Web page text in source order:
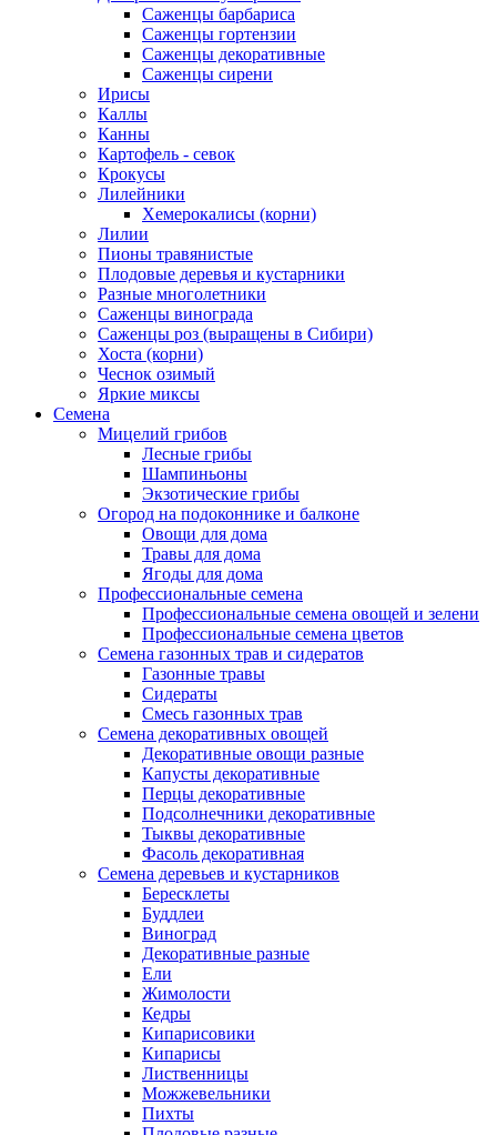
Саженцы барбариса
Саженцы гортензии
Саженцы декоративные
Саженцы сирени
Ирисы
Каллы
Канны
Картофель - севок
Крокусы
Лилейники
Хемерокалисы (корни)
Лилии
Пионы травянистые
Плодовые деревья и кустарники
Разные многолетники
Саженцы винограда
Саженцы роз (выращены в Сибири)
Хоста (корни)
Чеснок озимый
Яркие миксы
Семена
Мицелий грибов
Лесные грибы
Шампиньоны
Экзотические грибы
Огород на подоконнике и балконе
Овощи для дома
Травы для дома
Ягоды для дома
Профессиональные семена
Профессиональные семена овощей и зелени
Профессиональные семена цветов
Семена газонных трав и сидератов
Газонные травы
Сидераты
Смесь газонных трав
Семена декоративных овощей
Декоративные овощи разные
Капусты декоративные
Перцы декоративные
Подсолнечники декоративные
Тыквы декоративные
Фасоль декоративная
Семена деревьев и кустарников
Бересклеты
Буддлеи
Виноград
Декоративные разные
Ели
Жимолости
Кедры
Кипарисовики
Кипарисы
Лиственницы
Можжевельники
Пихты